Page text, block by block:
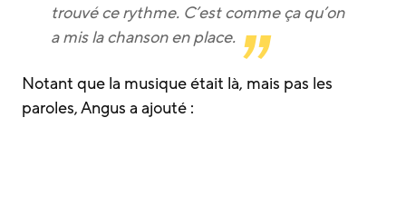
trouvé ce rythme. C’est comme ça qu’on
a mis la chanson en place.
Notant que la musique était là, mais pas les
paroles, Angus a ajouté :